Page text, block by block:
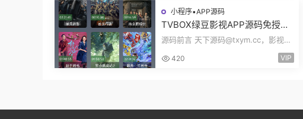
小程序▪APP源码
TVBOX绿豆影视APP源码免授权
二开版UI9影视排行榜TV端手机
端完整版源码追剧影视
源码前言 天下源码@txym.cc，影视源
码绿豆ui9二开版3.1.0，自带简单的安
装说明，...
420 VIP